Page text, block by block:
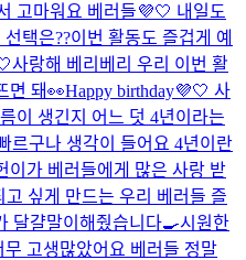
고마워요 베러들💜🤍 내일도
택은??이번 활동도 즐겁게 예
사랑해 베리베리 우리 이번 활
면 돼👀Happy birthday💜🤍 사
이 생긴지 어느 덧 4년이라는
르구나 생각이 들어요 4년이란
이가 베러들에게 많은 사랑 받
싶게 만드는 우리 베러들 즐
달걀말이해줬습니다🍳시원한
고생많았어요 베러들 정말